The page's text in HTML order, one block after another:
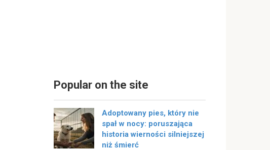
Popular on the site
Adoptowany pies, który nie
spał w nocy: poruszająca
historia wierności silniejszej
niż śmierć